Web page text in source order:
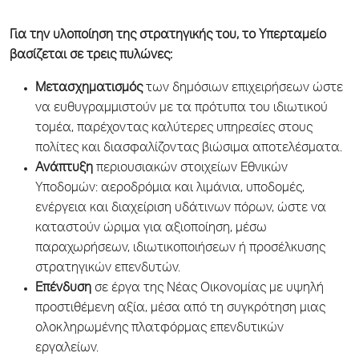
Για την υλοποίηση της στρατηγικής του, το Υπερταμείο
βασίζεται σε τρεις πυλώνες:
Μετασχηματισμόςτων δημόσιων επιχειρήσεων ώστε
να ευθυγραμμιστούν με τα πρότυπα του ιδιωτικού
τομέα, παρέχοντας καλύτερες υπηρεσίες στους
πολίτες και διασφαλίζοντας βιώσιμα αποτελέσματα.
Ανάπτυξη περιουσιακών στοιχείων Εθνικών
Υποδομών: αεροδρόμια και λιμάνια, υποδομές,
ενέργεια και διαχείριση υδάτινων πόρων, ώστε να
καταστούν ώριμα για αξιοποίηση, μέσω
παραχωρήσεων, ιδιωτικοποιήσεων ή προσέλκυσης
στρατηγικών επενδυτών.
Επένδυση σε έργα της Νέας Οικονομίας με υψηλή
προστιθέμενη αξία, μέσα από τη συγκρότηση μιας
ολοκληρωμένης πλατφόρμας επενδυτικών
εργαλείων.